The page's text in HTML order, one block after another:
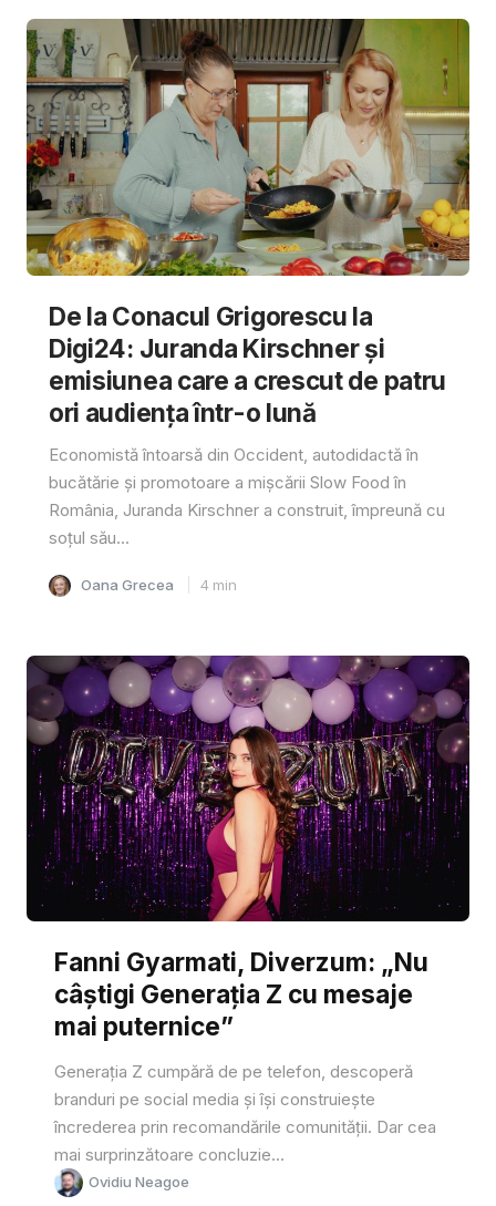
De la Conacul Grigorescu la
Digi24: Juranda Kirschner și
emisiunea care a crescut de patru
ori audiența într-o lună
Economistă întoarsă din Occident, autodidactă în
bucătărie și promotoare a mișcării Slow Food în
România, Juranda Kirschner a construit, împreună cu
soțul său...
Oana Grecea 4 min
Fanni Gyarmati, Diverzum: „Nu
câștigi Generația Z cu mesaje
mai puternice”
Generația Z cumpără de pe telefon, descoperă
branduri pe social media și își construiește
încrederea prin recomandările comunității. Dar cea
mai surprinzătoare concluzie...
Ovidiu Neagoe